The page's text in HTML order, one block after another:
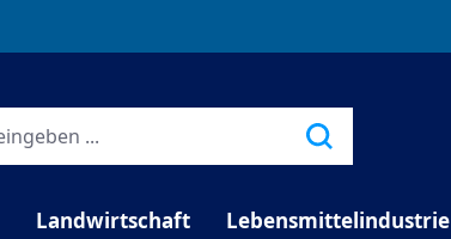
Landwirtschaft Lebensmittelindustrie